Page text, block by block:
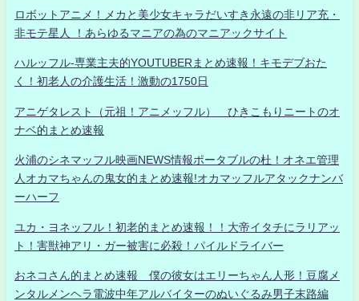
ロボットアニメ！メカと美少女キャラだいすき永遠の非リア充・
非モテ星人 ！あらゆるマニアの為のマニアックサイト
ハルッフル-専業主夫的YOUTUBERまとめ速報！キモデブおた
く！初老人の介護生活！激動の1750日
アニゲタレスト（元祖！アニメッフル） ひきこもりニートのオ
ナベ的まとめ速報
火浦のシネマッフル映画NEWS情報ポータブルの杜！オネエ管理
人オカマちゃんの鬼女的まとめ速報!オカマッフルアタックナンバ
ーハーフ
ユカ・ヨネッフル！初老的まとめ速報！！大帝イタチにラリアッ
ト！害獣神アリ・ガー被害に必殺！パイルドライバー
おネコさん的まとめ速報 僕の彼女はエリーちゃん人形！豆腐メ
ンタルメンヘラ電波中年アルバイターのぬいぐるみ男子末路編